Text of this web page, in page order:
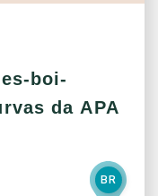
boi-
da APA
BR